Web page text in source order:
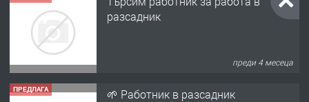
разсадник
преди 4 месеца
ПРЕДЛАГА 🌱 Работник в разсадник